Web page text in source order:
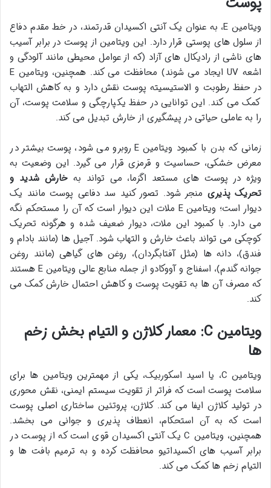
ویتامین E، به عنوان یک آنتی اکسیدان قدرتمند، در خط مقدم دفاع
از سلول های پوستی قرار دارد. این ویتامین از پوست در برابر آسیب
های ناشی از رادیکال های آزاد (که از عوامل محیطی مانند آلودگی و
اشعه UV ایجاد می شوند) محافظت می کند. همچنین، ویتامین E
در حفظ رطوبت و الاستیسیته پوست نقش دارد و به کاهش التهاب
کمک می کند. این توانایی در حفظ یکپارچگی و سلامت پوست، آن
را به عاملی حیاتی در پیشگیری از خارش تبدیل می کند.
زمانی که بدن با کمبود ویتامین E روبرو می شود، پوست بیشتر در
معرض خشکی، حساسیت و قرمزی قرار می گیرد. این وضعیت به
ویژه در پوست های مستعد اگزما، می تواند بهخارش شدید و
تحریک پذیری منجر شود. تصور کنید سد دفاعی پوست مانند یک
دیوار است؛ ویتامین E ملات این دیوار است که آن را مستحکم نگه
می دارد. با کمبود این ملات، دیوار ضعیف شده و هرگونه تحریک
کوچکی می تواند باعث خارش و التهاب شود. آجیل ها (مانند بادام و
فندق)، دانه ها (مثل آفتابگردان)، روغن های گیاهی (مانند روغن
جوانه گندم)، اسفناج و آووکادو از جمله منابع عالی ویتامین E هستند
که مصرف آن ها به تقویت پوست و کاهش احتمال خارش کمک می
کند.
ویتامین C: معمار کلاژن و التیام بخش زخم
ها
ویتامین C، یا اسید اسکوربیک، یکی از مهمترین ویتامین ها برای
سلامت پوست است که فراتر از تقویت سیستم ایمنی، نقش محوری
در تولید کلاژن ایفا می کند. کلاژن، پروتئین ساختاری اصلی پوست
است که به آن استحکام، انعطاف پذیری و جوانی می بخشد.
همچنین، ویتامین C یک آنتی اکسیدان قوی است که از پوست در
برابر آسیب های اکسیداتیو محافظت کرده و به ترمیم بافت ها و
التیام زخم ها کمک می کند.